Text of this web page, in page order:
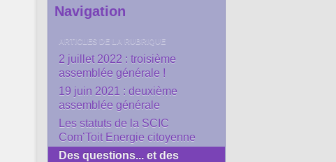
Navigation
ARTICLES DE LA RUBRIQUE
2 juillet 2022 : troisième
assemblée générale !
19 juin 2021 : deuxième
assemblée générale
Les statuts de la SCIC
Com’Toit Energie citoyenne
Des questions... et des